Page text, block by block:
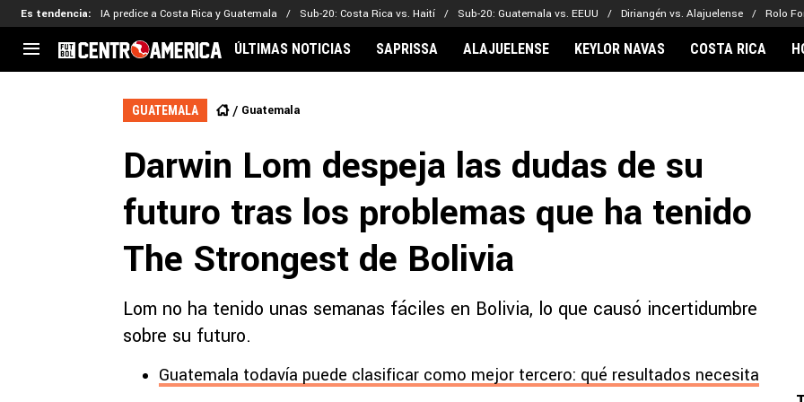
Es tendencia: IA predice a Costa Rica y Guatemala Sub-20: Costa Rica vs. Haití Sub-20: Guatemala vs. EEUU Diriangén vs. Alajuelense Rolo
CENTROAMÉRICA
El Salvador
CONCACAF
Liga de Naciones
Copa de Campeones
MLS
Kervin Arriaga
Adalberto Carrasquilla
Nathaniel Méndez-Laing
Alajuelense
Comunicaciones
Real Estelí
Real Madrid
ÚLTIMAS NOTICIAS SAPRISSA ALAJUELENSE KEYLOR NAVAS COSTA RICA
GUATEMALA Guatemala
Darwin Lom despeja las dudas de su
futuro tras los problemas que ha tenido
The Strongest de Bolivia
Lom no ha tenido unas semanas fáciles en Bolivia, lo que causó incertidumbre
sobre su futuro.
Guatemala todavía puede clasificar como mejor tercero: qué resultados necesita